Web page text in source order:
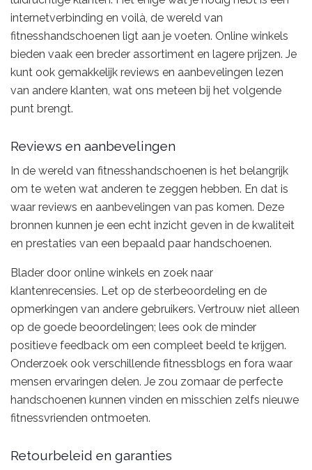
internetverbinding en voilà, de wereld van
fitnesshandschoenen ligt aan je voeten. Online winkels
bieden vaak een breder assortiment en lagere prijzen. Je
kunt ook gemakkelijk reviews en aanbevelingen lezen
van andere klanten, wat ons meteen bij het volgende
punt brengt.
Reviews en aanbevelingen
In de wereld van fitnesshandschoenen is het belangrijk
om te weten wat anderen te zeggen hebben. En dat is
waar reviews en aanbevelingen van pas komen. Deze
bronnen kunnen je een echt inzicht geven in de kwaliteit
en prestaties van een bepaald paar handschoenen.
Blader door online winkels en zoek naar
klantenrecensies. Let op de sterbeoordeling en de
opmerkingen van andere gebruikers. Vertrouw niet alleen
op de goede beoordelingen; lees ook de minder
positieve feedback om een compleet beeld te krijgen.
Onderzoek ook verschillende fitnessblogs en fora waar
mensen ervaringen delen. Je zou zomaar de perfecte
handschoenen kunnen vinden en misschien zelfs nieuwe
fitnessvrienden ontmoeten.
Retourbeleid en garanties